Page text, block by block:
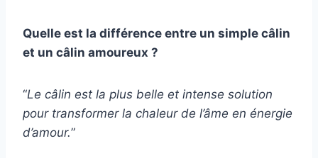
Quelle est la différence entre un simple câlin
et un câlin amoureux ?
“Le câlin est la plus belle et intense solution
pour transformer la chaleur de l’âme en énergie
d’amour.”